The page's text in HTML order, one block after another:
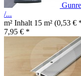
/...
m² Inhalt 15 m² (0,53 €
7,95 € *